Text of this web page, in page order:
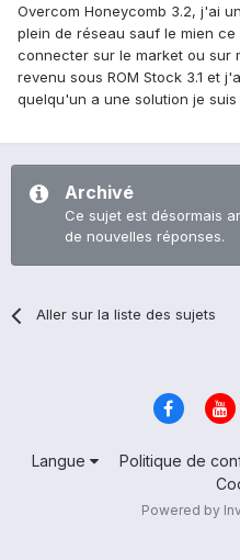
Overcom Honeycomb 3.2, j'ai
plein de réseau sauf le mien
connecter sur le market ou sur
revenu sous ROM Stock 3.1 et
quelqu'un a une solution je
Archivé
Ce sujet est désormais
de nouvelles réponses.
Aller sur la liste des sujets
Langue Politique de
Powered by